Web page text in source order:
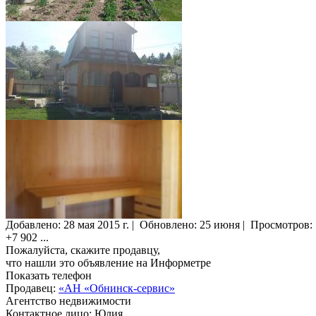
Добавлено: 28 мая 2015 г. | Обновлено: 25 июня | Просмотров:
+7 902 ...
Пожалуйста, скажите продавцу,
что нашли это объявление на Информетре
Показать телефон
Продавец: «АН «Обнинск-сервис»
Агентство недвижимости